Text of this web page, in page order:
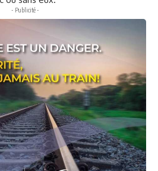
- Publicité -